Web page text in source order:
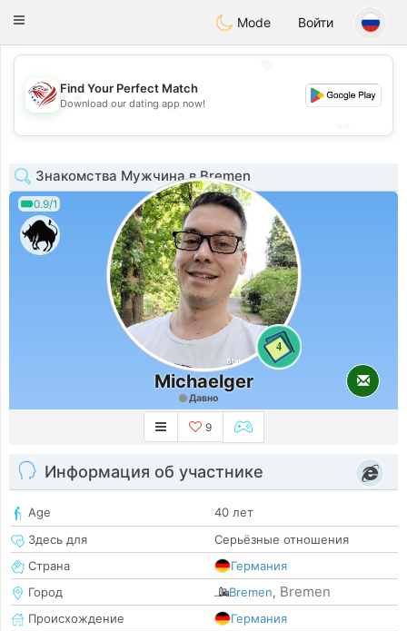
Dating
Toggle
Mode Войти
💖
💕
Find Your Perfect Match
Download our dating app now!
Знакомства Мужчина в Bremen
0.9/1
4
Michaelger
Давно
9
Информация об участнике
Age
40 лет
Здесь для
Серьёзные отношения
Страна
Германия
Город
Bremen, Bremen
Происхождение
Германия